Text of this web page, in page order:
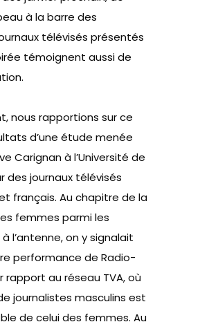
à la barre des
télévisés présentés
témoignent aussi de
nous rapportions sur ce
d’une étude menée
Carignan à l’Université de
des journaux télévisés
français. Au chapitre de la
femmes parmi les
l’antenne, on y signalait
performance de Radio-
rapport au réseau TVA, où
journalistes masculins est
de celui des femmes. Au